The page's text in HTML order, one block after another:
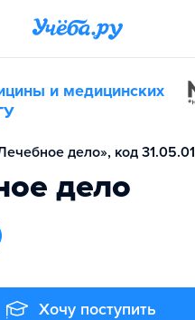
и медицинских
дело», код 31.05.01
дело
Хочу поступить